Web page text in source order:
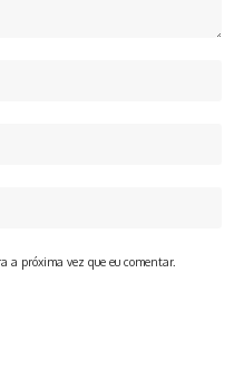
a próxima vez que eu comentar.